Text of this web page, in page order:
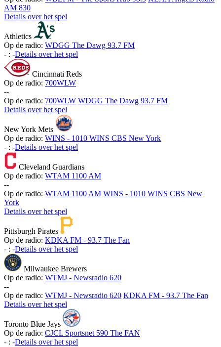
AM 830
Details over het spel
Athletics
Op de radio: WDGG The Dawg 93.7 FM
- : -Details over het spel
Cincinnati Reds
Op de radio: 700WLW
--
Op de radio: 700WLW WDGG The Dawg 93.7 FM
Details over het spel
New York Mets
Op de radio: WINS - 1010 WINS CBS New York
- : -Details over het spel
Cleveland Guardians
Op de radio: WTAM 1100 AM
--
Op de radio: WTAM 1100 AM WINS - 1010 WINS CBS New
York
Details over het spel
Pittsburgh Pirates
Op de radio: KDKA FM - 93.7 The Fan
- : -Details over het spel
Milwaukee Brewers
Op de radio: WTMJ - Newsradio 620
--
Op de radio: WTMJ - Newsradio 620 KDKA FM - 93.7 The Fan
Details over het spel
Toronto Blue Jays
Op de radio: CJCL Sportsnet 590 The FAN
- : -Details over het spel